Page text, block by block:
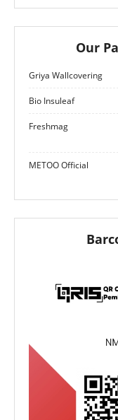
Our
Griya Wallcovering
Bio Insuleaf
Freshmag
METOO Official